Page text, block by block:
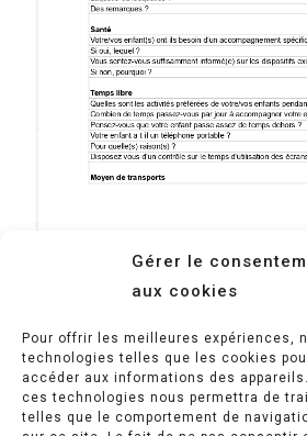
Gérer le
aux cookies
Pour offrir les meilleures expériences,
technologies telles que les cookies
accéder aux informations des
ces technologies nous permettra de
telles que le comportement de
Politique de